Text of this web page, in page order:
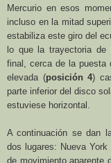
Mercurio en esos
incluso en la mitad
estabiliza este giro del
lo que la trayectoria de
final, cerca de la puesta
elevada (posición 4)
parte inferior del disco
estuviese horizontal.
A continuación se dan
dos lugares: Nueva
de movimiento aparente